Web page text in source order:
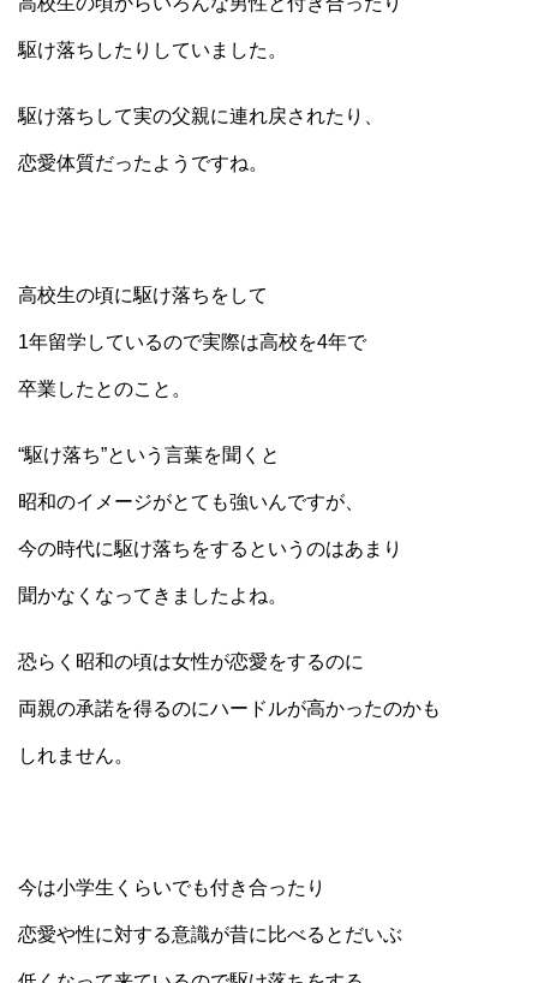
駆け落ちしたりしていました。
駆け落ちして実の父親に連れ戻されたり、
恋愛体質だったようですね。
高校生の頃に駆け落ちをして
1年留学しているので実際は高校を4年で
卒業したとのこと。
“駆け落ち”という言葉を聞くと
昭和のイメージがとても強いんですが、
今の時代に駆け落ちをするというのはあまり
聞かなくなってきましたよね。
恐らく昭和の頃は女性が恋愛をするのに
両親の承諾を得るのにハードルが高かったのかも
しれません。
今は小学生くらいでも付き合ったり
恋愛や性に対する意識が昔に比べるとだいぶ